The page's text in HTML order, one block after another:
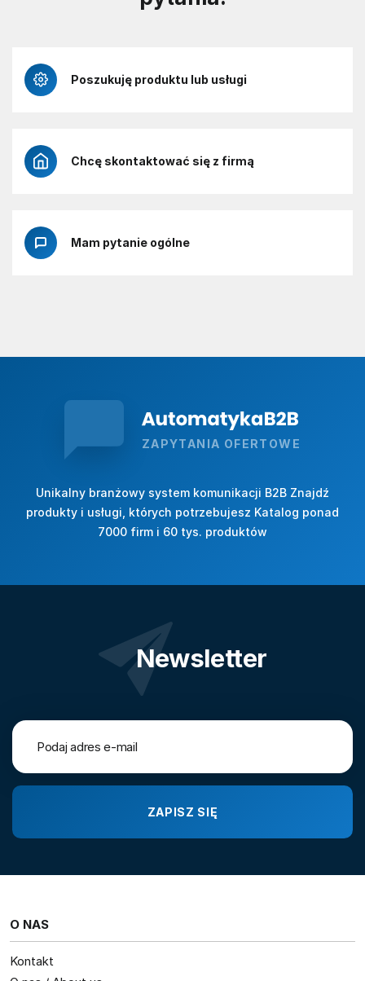
Poszukuję produktu lub usługi
Chcę skontaktować się z firmą
Mam pytanie ogólne
ZAPYTANIA OFERTOWE
Unikalny branżowy system komunikacji B2B Znajdź
produkty i usługi, których potrzebujesz Katalog ponad
7000 firm i 60 tys. produktów
Newsletter
O NAS
Kontakt